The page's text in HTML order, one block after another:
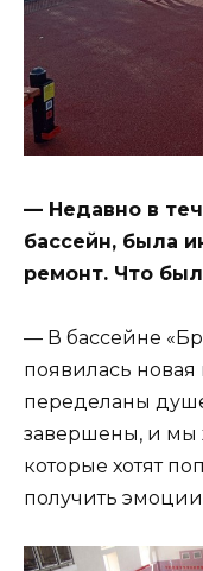
— Недавно в
бассейн, была
ремонт. Что
— В бассейне
появилась новая
переделаны
завершены, и мы
которые хотят
получить